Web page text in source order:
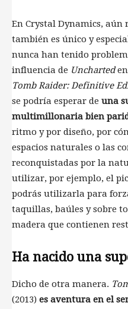
En Crystal Dynamics,
también es único y
nunca han tenido
influencia de Uncharted
Tomb Raider: Definitive
se podría esperar de una
multimillonaria bien
ritmo y por diseño, por
espacios naturales o las
reconquistadas por la
utilizar, por ejemplo, el
podrás utilizarla para
taquillas, baúles y sobre
madera que contienen
Ha nacido una
Dicho de otra manera.
(2013) es aventura en el